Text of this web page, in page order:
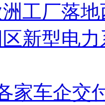
工厂落
新型电
家车企交